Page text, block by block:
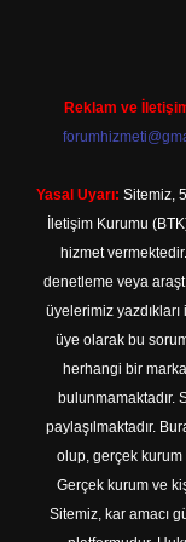
Reklam ve
Yasal Uyarı: Sitemiz,
İletişim Kurumu
hizmet
denetleme veya
üyelerimiz
üye olarak bu
herhangi bir
bulunmamaktadır.
paylaşılmaktadır.
olup, gerçek kurum
Gerçek kurum ve
Sitemiz, kar amacı